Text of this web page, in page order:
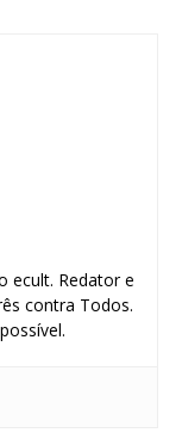
ecult. Redator e
contra Todos.